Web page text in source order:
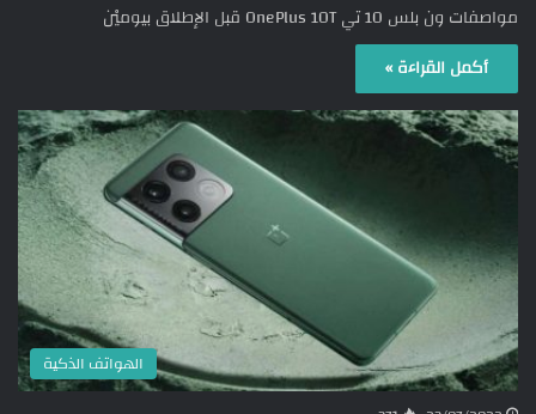
مواصفات ون بلس 10 تي OnePlus 10T قبل الإطلاق بيوميْن
أكمل القراءة »
الهواتف الذكية